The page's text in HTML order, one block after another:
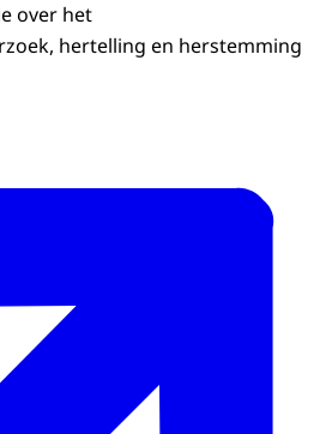
over het
hertelling en herstemming